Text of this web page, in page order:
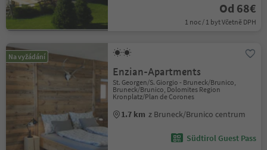
Od 68€
1 noc / 1 byt Včetně DPH
Na vyžádání
Enzian-Apartments
St. Georgen/S. Giorgio - Bruneck/Brunico,
Bruneck/Brunico, Dolomites Region
Kronplatz/Plan de Corones
1.7 km z Bruneck/Brunico centrum
Südtirol Guest Pass